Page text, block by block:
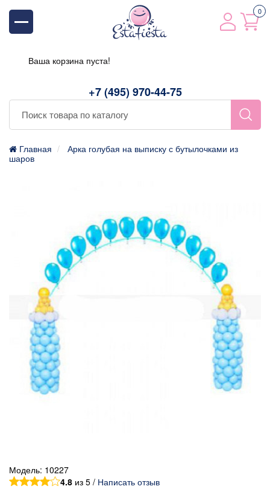
+7 (495) 970-44-75
0
Ваша корзина пуста!
Главная
Арка голубая на выписку с бутылочками из
шаров
Модель: 10227
4.8 из 5 / Написать отзыв